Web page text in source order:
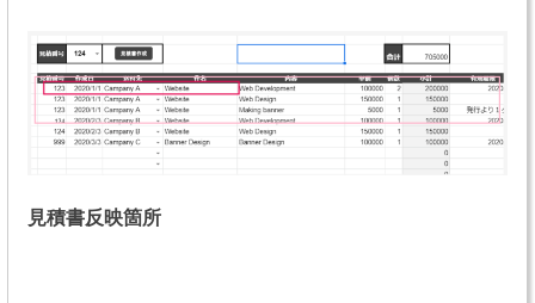
見積書反映箇所